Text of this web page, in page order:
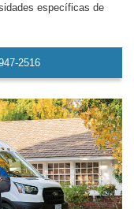
específicas de
2516